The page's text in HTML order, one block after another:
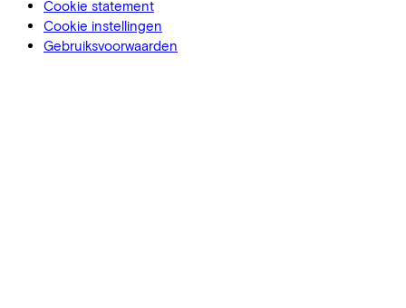
Cookie statement
Cookie instellingen
Gebruiksvoorwaarden